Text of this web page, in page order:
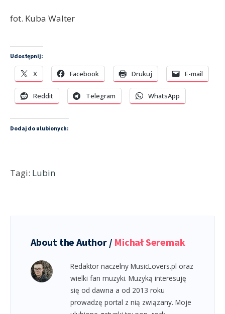
fot. Kuba Walter
Udostępnij:
X Facebook Drukuj E-mail
Reddit Telegram WhatsApp
Dodaj do ulubionych:
Tagi: Lubin
About the Author / Michał Seremak
Redaktor naczelny MusicLovers.pl oraz
wielki fan muzyki. Muzyką interesuję
się od dawna a od 2013 roku
prowadzę portal z nią związany. Moje